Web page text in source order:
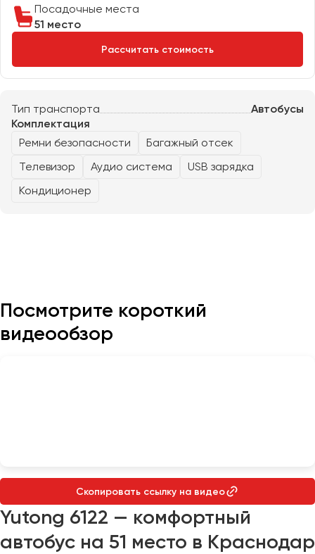
Посадочные места
51 место
Рассчитать стоимость
Тип транспорта
Автобусы
Комплектация
Ремни безопасности
Багажный отсек
Телевизор
Аудио система
USB зарядка
Кондиционер
Посмотрите короткий
видеообзор
Скопировать ссылку на видео
Yutong 6122 — комфортный
автобус на 51 место в Краснодар
Евпатория
Ижевск
Иркутск
Казань
Калининград
Курган
Курск
Мурманск
Набережные Челны